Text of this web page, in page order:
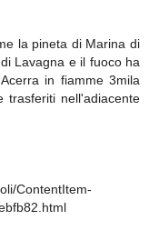
la pineta di Marina di
Lavagna e il fuoco ha
in fiamme 3mila
trasferiti nell'adiacente
ContentItem-